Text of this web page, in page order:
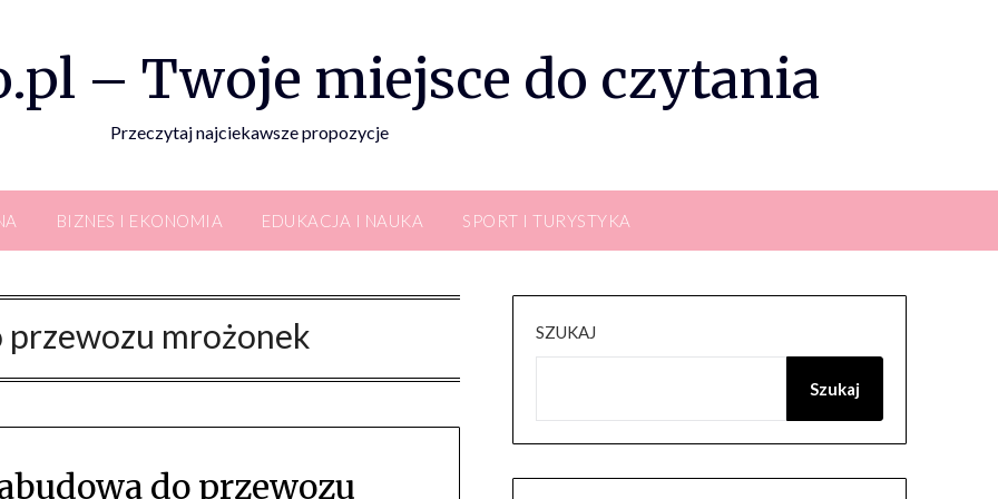
– Twoje miejsce do czytania
Przeczytaj najciekawsze propozycje
BIZNES I EKONOMIA EDUKACJA I NAUKA SPORT I TURYSTYKA
przewozu mrożonek
do przewozu
SZUKAJ
Szukaj